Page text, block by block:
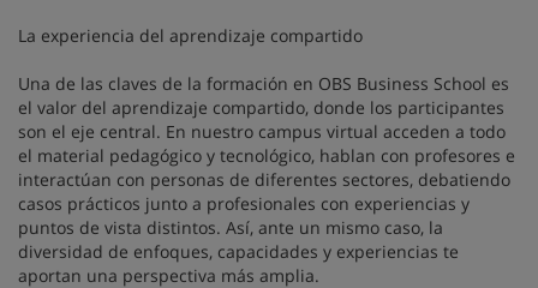
La experiencia del aprendizaje compartido
Una de las claves de la formación en OBS Business School es
el valor del aprendizaje compartido, donde los participantes
son el eje central. En nuestro campus virtual acceden a todo
el material pedagógico y tecnológico, hablan con profesores e
interactúan con personas de diferentes sectores, debatiendo
casos prácticos junto a profesionales con experiencias y
puntos de vista distintos. Así, ante un mismo caso, la
diversidad de enfoques, capacidades y experiencias te
aportan una perspectiva más amplia.